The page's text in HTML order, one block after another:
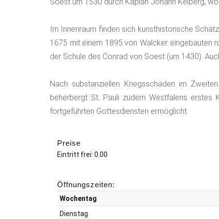
Im Innenraum finden sich kunsthistorische
1675 mit einem 1895 von Walcker eingebauten
der Schule des Conrad von Soest (um 1430).
Nach substanziellen Kriegsschäden im
beherbergt St. Pauli zudem Westfalens erstes
fortgeführten Gottesdiensten ermöglicht.
Preise
Eintritt frei: 0.00
Öffnungszeiten:
Wochentag
Dienstag